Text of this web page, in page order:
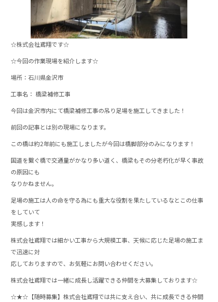
☆株式会社鳶翔です☆
☆今回の作業現場を紹介します☆
場所：石川県金沢市
工事名： 橋梁補修工事
今回は金沢市内にて橋梁補修工事の吊り足場を施工してきました！
前回の記事とは別の現場になります。
この橋は約2年前にも施工しましたが今回は橋脚部分のみになります！
国道を繋ぐ橋で交通量がかなり多い道く、橋梁もその分老朽化が早く事故
の原因にも
なりかねません。
足場の施工は人の命を守る為にも重大な役割を果たしているなとこの仕事
をしていて
実感します！
株式会社鳶翔では細かい工事から大規模工事、天候に応じた足場の施工ま
で迅速に対
応しておりますので、お気軽にお問い合わせください。
株式会社鳶翔では一緒に成長し活躍できる仲間を大募集しております☆
☆★☆【随時募集】株式会社鳶翔では共に支え合い、共に成長できる仲間